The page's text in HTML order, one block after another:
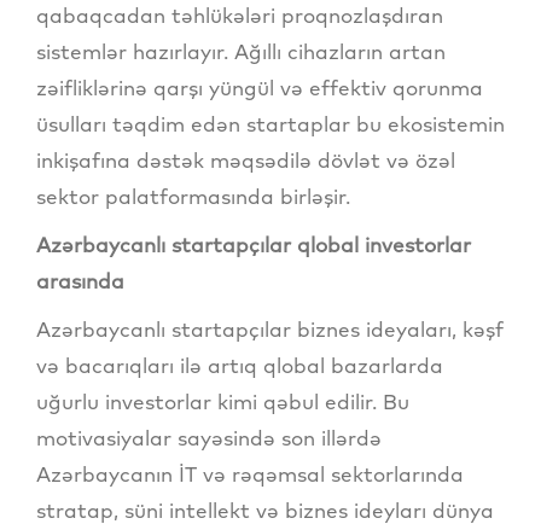
qabaqcadan təhlükələri proqnozlaşdıran
sistemlər hazırlayır. Ağıllı cihazların artan
zəifliklərinə qarşı yüngül və effektiv qorunma
üsulları təqdim edən startaplar bu ekosistemin
inkişafına dəstək məqsədilə dövlət və özəl
sektor palatformasında birləşir.
Azərbaycanlı startapçılar qlobal investorlar
arasında
Azərbaycanlı startapçılar biznes ideyaları, kəşf
və bacarıqları ilə artıq qlobal bazarlarda
uğurlu investorlar kimi qəbul edilir. Bu
motivasiyalar sayəsində son illərdə
Azərbaycanın İT və rəqəmsal sektorlarında
stratap, süni intellekt və biznes ideyları dünya